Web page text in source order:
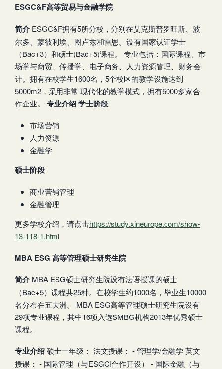
ESGC&F高等贸易与金融学院
简介 ESGC&F拥有5所分校，分别在艾克斯普罗旺斯、波
尔多、蒙彼利埃、图卢兹和雷恩。设有国家认证学士
（Bac+3）和硕士(Bac+5)课程。 专业包括：国际课程、市
场学与商贸、传播学、电子商务、人力资源管理、财务会
计。拥有在校学生1600名，5个校区的教学设施达到
5000m2，采用非常 现代化的教学模式，拥有5000多家合
作企业。 专业介绍学士阶段
市场营销
人力资源
金融学
硕士阶段
商业营销管理
金融管理
更多学校介绍，请点击https://study.xineurope.com/show-
13-118-1.html
MBA ESG 高等管理硕士研究生院
简介 MBA ESG硕士研究生院设有法语授课的硕士
（Bac+5）课程共25种。在校学生约1000名，毕业生10000
名分布在五大洲。 MBA ESG高等管理硕士研究生院设有
29项专业课程，其中16项入选SMBG机构2013年优秀硕士
课程。
专业介绍硕士一年级： 法文授课： - 管理学/金融学 英文
授课： - 国际管理（与ESGCI合作开设） - 国际金融（与